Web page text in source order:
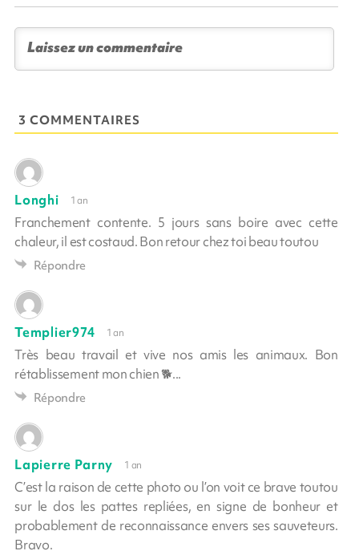
3 COMMENTAIRES
Longhi 1 an
Franchement contente. 5 jours sans boire avec cette
chaleur, il est costaud. Bon retour chez toi beau toutou
Répondre
Templier974 1 an
Très beau travail et vive nos amis les animaux. Bon
rétablissement mon chien 🐕...
Répondre
Lapierre Parny 1 an
C’est la raison de cette photo ou l’on voit ce brave toutou
sur le dos les pattes repliées, en signe de bonheur et
probablement de reconnaissance envers ses sauveteurs.
Bravo.